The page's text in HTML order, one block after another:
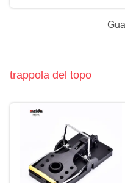
trappola del topo